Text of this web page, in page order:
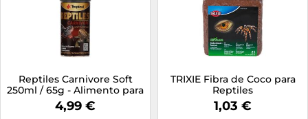
Reptiles Carnivore Soft
250ml / 65g - Alimento para
Reptiles carnívoros y
omnívoros
4,99 €
TRIXIE Fibra de Coco para
Reptiles
1,03 €